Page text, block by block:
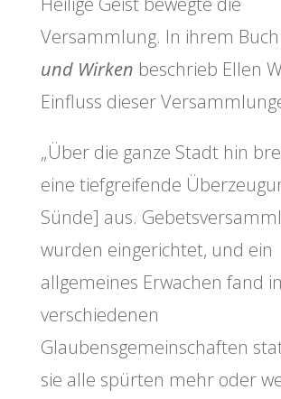
Versammlung. In ihrem Buch
und Wirken beschrieb Ellen
Einfluss dieser
„Über die ganze Stadt hin
eine tiefgreifende
Sünde] aus.
wurden eingerichtet, und ein
allgemeines Erwachen fand
verschiedenen
Glaubensgemeinschaften
sie alle spürten mehr oder